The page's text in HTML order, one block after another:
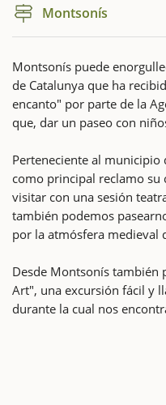
Montsonís
Montsonís puede
de Catalunya que ha
encanto" por parte de la
que, dar un paseo con
Perteneciente al
como principal reclamo su
visitar con una sesión
también podemos
por la atmósfera medieval
Desde Montsonís también
Art", una excursión fácil y
durante la cual nos